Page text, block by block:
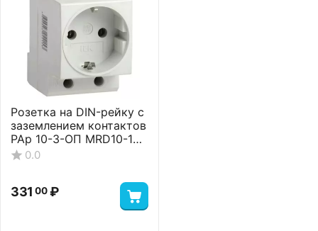
Розетка на DIN-рейку с
заземлением контактов
РАр 10-3-ОП MRD10-16
IEK0.0
331 00 ₽